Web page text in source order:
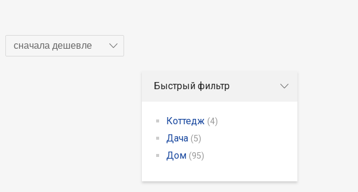
сначала дешевле
Быстрый фильтр
Коттедж (4)
Дача (5)
Дом (95)